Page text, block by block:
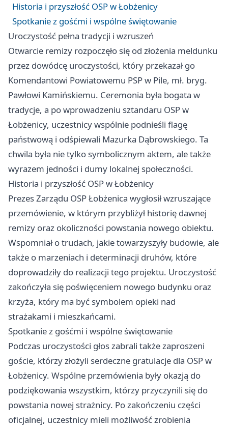
Historia i przyszłość OSP w Łobżenicy
Spotkanie z gośćmi i wspólne świętowanie
Uroczystość pełna tradycji i wzruszeń
Otwarcie remizy rozpoczęło się od złożenia meldunku
przez dowódcę uroczystości, który przekazał go
Komendantowi Powiatowemu PSP w Pile, mł. bryg.
Pawłowi Kamińskiemu. Ceremonia była bogata w
tradycje, a po wprowadzeniu sztandaru OSP w
Łobżenicy, uczestnicy wspólnie podnieśli flagę
państwową i odśpiewali Mazurka Dąbrowskiego. Ta
chwila była nie tylko symbolicznym aktem, ale także
wyrazem jedności i dumy lokalnej społeczności.
Historia i przyszłość OSP w Łobżenicy
Prezes Zarządu OSP Łobżenica wygłosił wzruszające
przemówienie, w którym przybliżył historię dawnej
remizy oraz okoliczności powstania nowego obiektu.
Wspomniał o trudach, jakie towarzyszyły budowie, ale
także o marzeniach i determinacji druhów, które
doprowadziły do realizacji tego projektu. Uroczystość
zakończyła się poświęceniem nowego budynku oraz
krzyża, który ma być symbolem opieki nad
strażakami i mieszkańcami.
Spotkanie z gośćmi i wspólne świętowanie
Podczas uroczystości głos zabrali także zaproszeni
goście, którzy złożyli serdeczne gratulacje dla OSP w
Łobżenicy. Wspólne przemówienia były okazją do
podziękowania wszystkim, którzy przyczynili się do
powstania nowej strażnicy. Po zakończeniu części
oficjalnej, uczestnicy mieli możliwość zrobienia